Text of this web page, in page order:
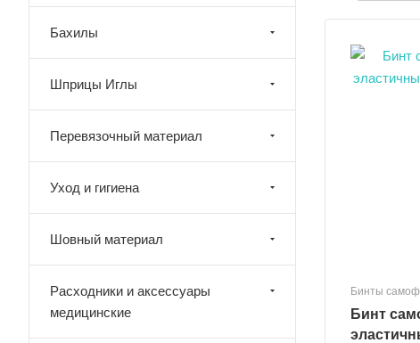
Бинты
Бинт
Бахилы
Шприцы Иглы
Перевязочный материал
Уход и гигиена
Шовный материал
Расходники и аксессуары
медицинские